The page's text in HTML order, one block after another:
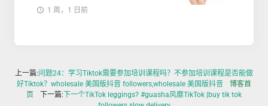
1 周，1 日前
上一篇:问题24：学习Tiktok需要参加培训课程吗？不参加培训课程是否能做
好Tiktok？wholesale 美国版抖音 followers,wholesale 美国版抖音
博客首
页
下一篇: 下一个TikTok leggings? #guasha风靡TikTok |buy tik tok